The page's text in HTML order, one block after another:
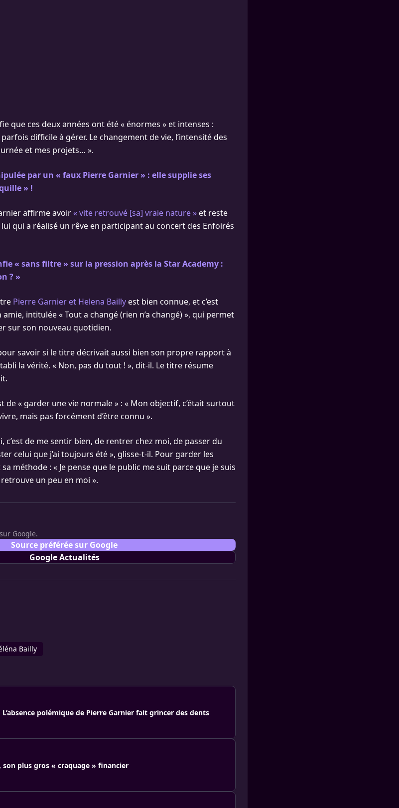
que ces deux années ont été « énormes » et intenses :
parfois difficile à gérer. Le changement de vie, l’intensité des
et mes projets… ».
par un « faux Pierre Garnier » : elle supplie ses
» !
affirme avoir« vite retrouvé [sa] vraie nature » et reste
qui a réalisé un rêve en participant au concert des Enfoirés
« sans filtre » sur la pression après la Star Academy :
? »
Pierre Garnier et Helena Bailly est bien connue, et c’est
intitulée « Tout a changé (rien n’a changé) », qui permet
sur son nouveau quotidien.
savoir si le titre décrivait aussi bien son propre rapport à
la vérité. « Non, pas du tout ! », dit-il. Le titre résume
de « garder une vie normale » : « Mon objectif, c’était surtout
mais pas forcément d’être connu ».
de me sentir bien, de rentrer chez moi, de passer du
celui que j’ai toujours été », glisse-t-il. Pour garder les
méthode : « Je pense que le public me suit parce que je suis
un peu en moi ».
Google.
Source préférée sur Google
Google Actualités
Bailly
L’absence polémique de Pierre Garnier fait grincer des dents
son plus gros « craquage » financier